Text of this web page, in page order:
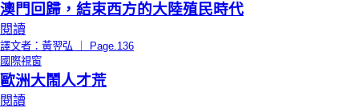
澳門回歸，結束西方的大陸殖民時代
閱讀
譯文者：黃翌弘 ｜ Page.136
國際視窗
歐洲大鬧人才荒
閱讀